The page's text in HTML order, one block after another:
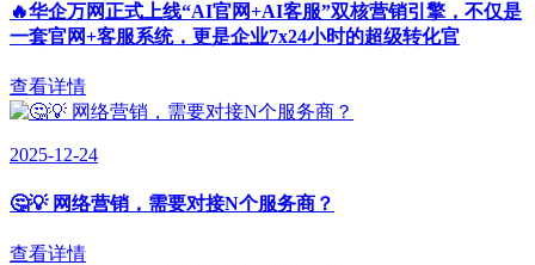
🔥华企万网正式上线“AI官网+AI客服”双核营销引擎，不仅是
一套官网+客服系统，更是企业7x24小时的超级转化官
查看详情
2025-12-24
🤔💡 网络营销，需要对接N个服务商？
查看详情